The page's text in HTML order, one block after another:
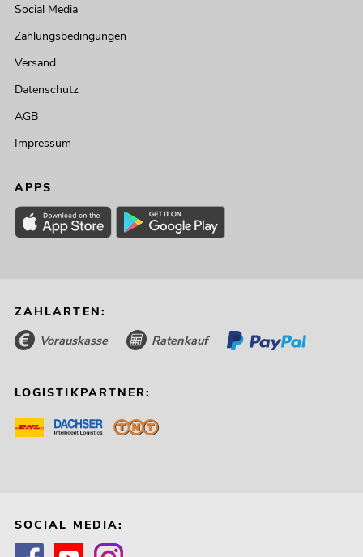
Social Media
Zahlungsbedingungen
Versand
Datenschutz
AGB
Impressum
APPS
ZAHLARTEN:
Vorauskasse Ratenkauf
LOGISTIKPARTNER:
SOCIAL MEDIA: